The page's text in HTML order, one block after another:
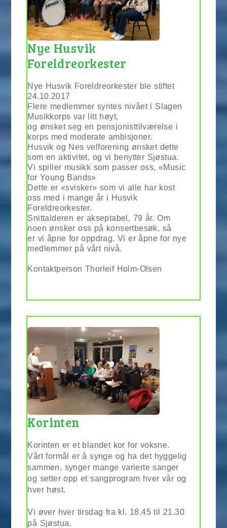
Nye Husvik
Foreldreorkester
Nye Husvik Foreldreorkester ble stiftet
24.10.2017
Flere medlemmer syntes nivået i Slagen
Musikkorps var litt høyt,
og ønsket seg en pensjonisttilværelse i
korps med moderate ambisjoner.
Husvik og Nes velforening ønsket dette
som en aktivitet, og vi benytter Sjøstua.
Vi spiller musikk som passer oss, «Music
for Young Bands»
Dette er «svisker» som vi alle har kost
oss med i mange år i Husvik
Foreldreorkester.
Snittalderen er akseptabel, 79 år. Om
noen ønsker oss på konsertbesøk, så
er vi åpne for oppdrag. Vi er åpne for nye
medlemmer på vårt nivå.
Kontaktperson Thorleif Holm-Olsen
Korinten
Korinten er et blandet kor for voksne.
Vårt formål er å synge og ha det hyggelig
sammen, synger mange varierte sanger
og setter opp et sangprogram hver vår og
hver høst.
Vi øver hver tirsdag fra kl. 18.45 til 21.30
på Sjøstua.